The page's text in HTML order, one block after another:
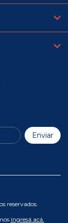
reservados.
ingresá acá.